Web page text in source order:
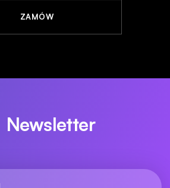
ZAMÓW
Newsletter